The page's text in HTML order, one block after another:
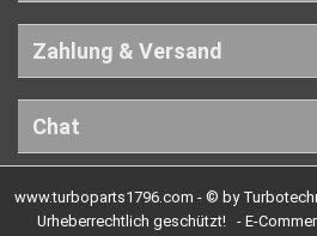
Zahlung & Versand
Chat
www.turboparts1796.com - © by
Urheberrechtlich geschützt! - E-